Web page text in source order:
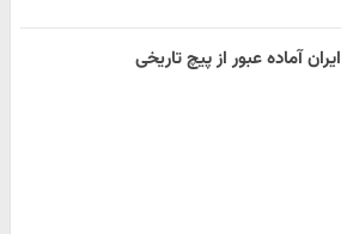
ایران آماده عبور از پیچ تاریخی